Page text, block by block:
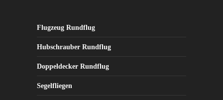
Flugzeug Rundflug
Hubschrauber Rundflug
Doppeldecker Rundflug
Segelfliegen